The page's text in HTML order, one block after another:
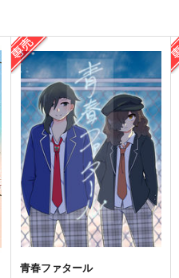
前後不覚の魅惑酒
March
660円 （税込）
クロード×ベレス
サンプル 作品詳細
青春ファタール